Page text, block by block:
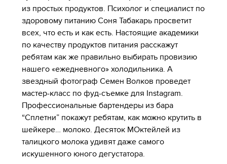
из простых продуктов. Психолог и специалист по
здоровому питанию Соня Табакарь просветит
всех, что есть и как есть. Настоящие академики
по качеству продуктов питания расскажут
ребятам как же правильно выбирать провизию
нашего «ежедневного» холодильника. А
звездный фотограф Семен Волков проведет
мастер-класс по фуд-съемке для Instagram.
Профессиональные бартендеры из бара
“Сплетни” покажут ребятам, как можно крутить в
шейкере… молоко. Десяток МОктейлей из
талицкого молока удивят даже самого
искушенного юного дегустатора.